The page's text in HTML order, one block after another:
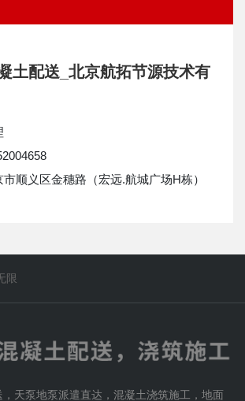
土配送_北京航拓节源技术有
顺义区金穗路（宏远.航城广场H栋）
限
天泵地泵派遣直达，混凝土浇筑施工，地面